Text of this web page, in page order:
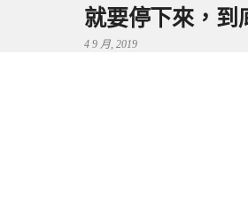
就要停下來，到
4 9 月, 2019